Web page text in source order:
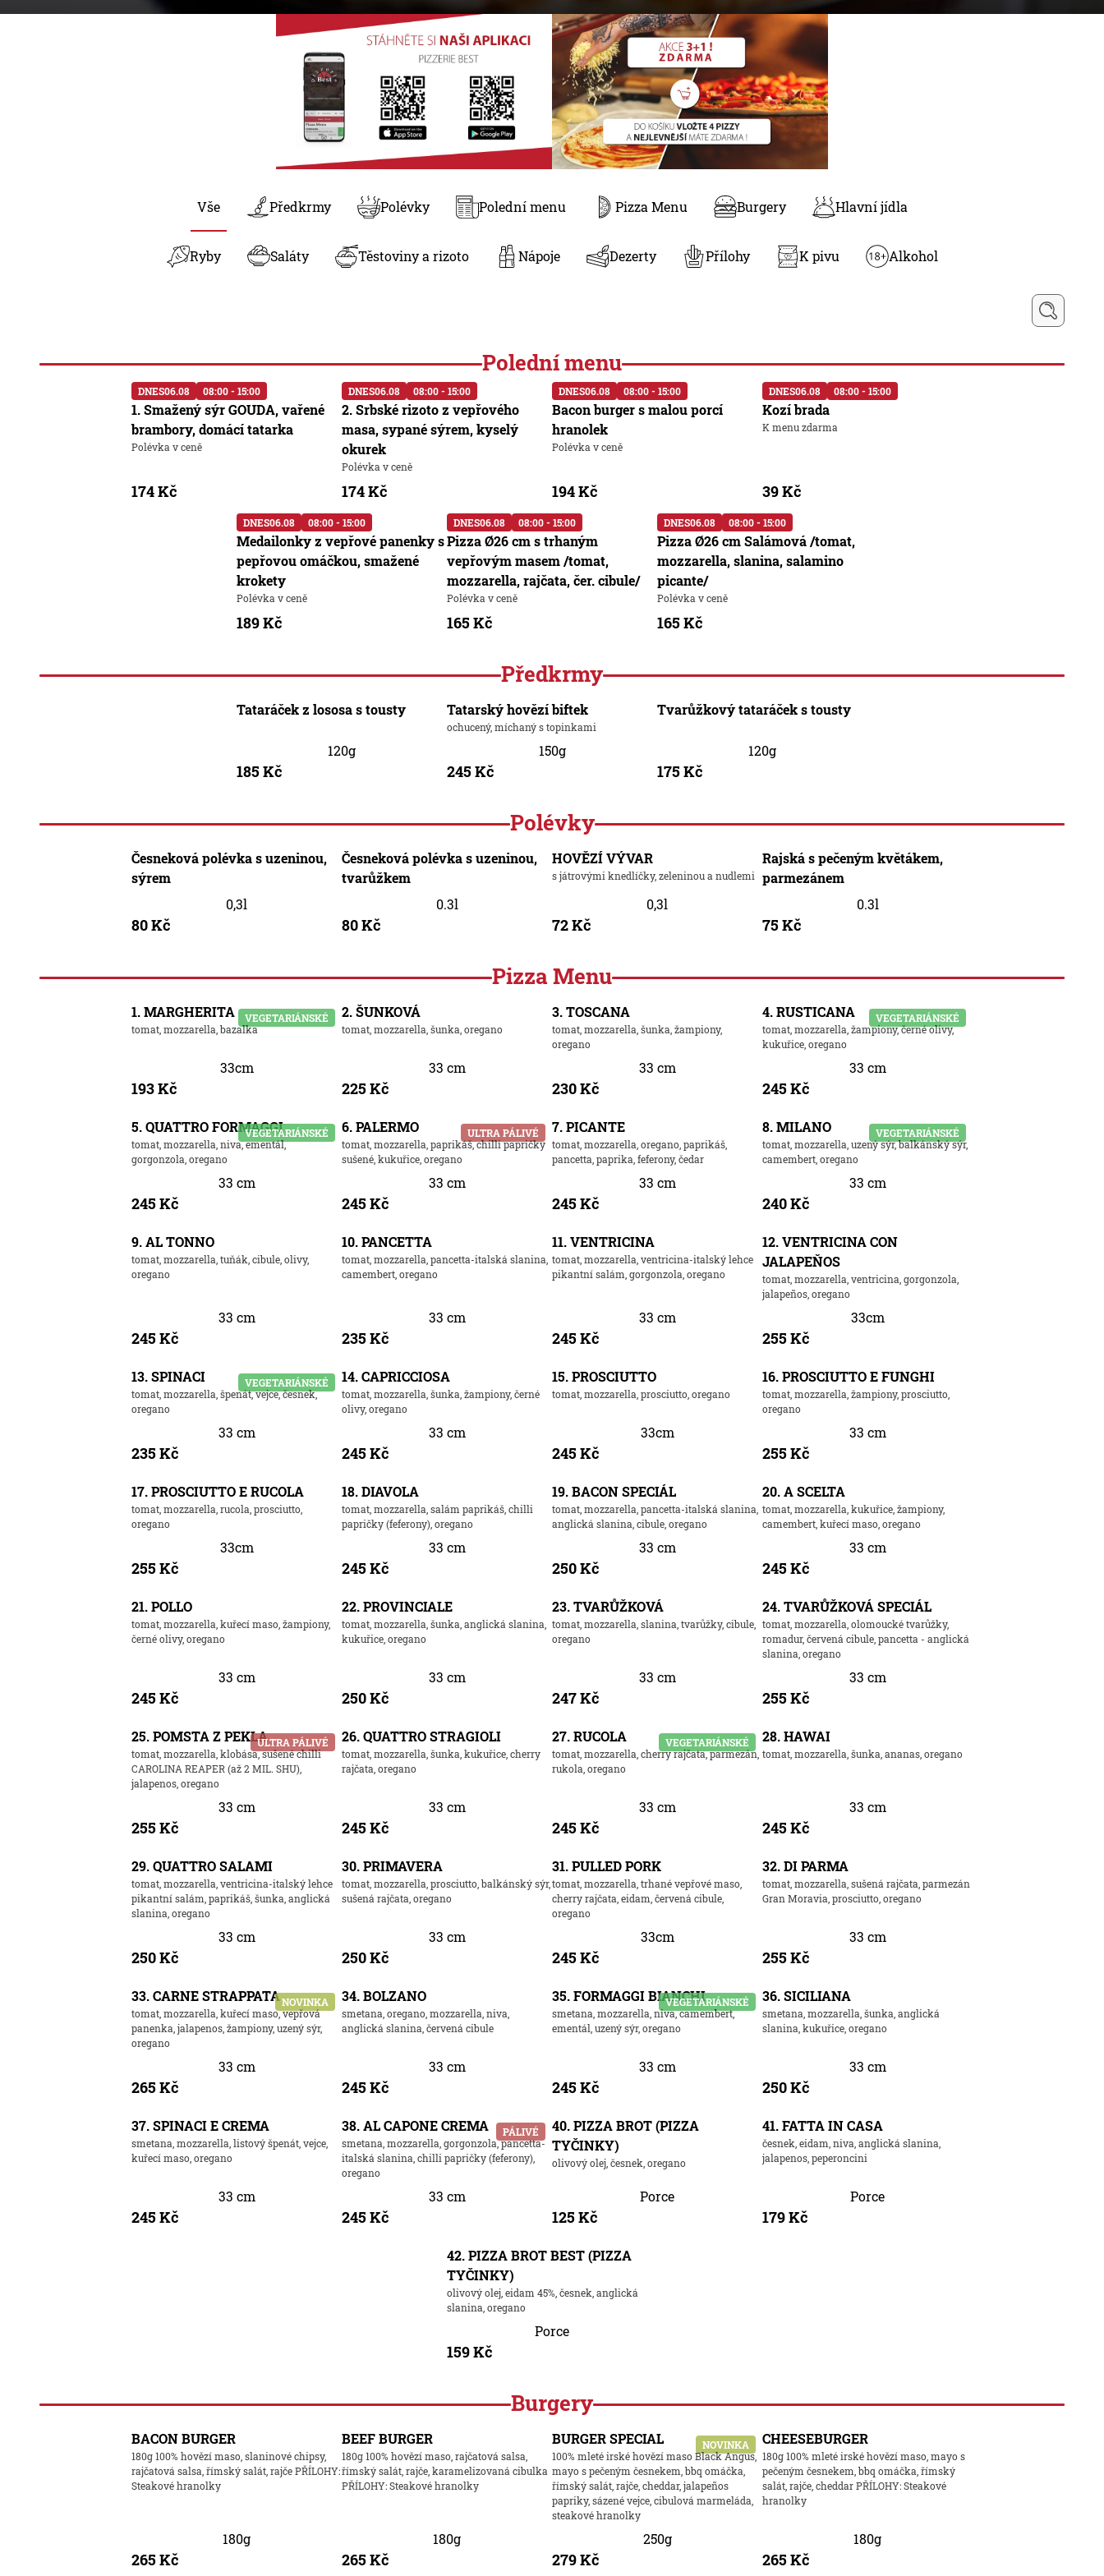
Vše Předkrmy Polévky Polední menu Pizza Menu Burgery Hlavní jídla
Ryby Saláty Těstoviny a rizoto Nápoje Dezerty Přílohy K pivu Alkohol
Polední menu
DNES06.08 08:00 - 15:00
1. Smažený sýr GOUDA, vařené
brambory, domácí tatarka
Polévka v ceně
174 Kč
DNES06.08 08:00 - 15:00
2. Srbské rizoto z vepřového
masa, sypané sýrem, kyselý
okurek
Polévka v ceně
174 Kč
DNES06.08 08:00 - 15:00
Bacon burger s malou porcí
hranolek
Polévka v ceně
194 Kč
DNES06.08 08:00 - 15:00
Kozí brada
K menu zdarma
39 Kč
DNES06.08 08:00 - 15:00
Medailonky z vepřové panenky s
pepřovou omáčkou, smažené
krokety
Polévka v ceně
189 Kč
DNES06.08 08:00 - 15:00
Pizza Ø26 cm s trhaným
vepřovým masem /tomat,
mozzarella, rajčata, čer. cibule/
Polévka v ceně
165 Kč
DNES06.08 08:00 - 15:00
Pizza Ø26 cm Salámová /tomat,
mozzarella, slanina, salamino
picante/
Polévka v ceně
165 Kč
Předkrmy
Tataráček z lososa s tousty
120g
185 Kč
Tatarský hovězí biftek
ochucený, míchaný s topinkami
150g
245 Kč
Tvarůžkový tataráček s tousty
120g
175 Kč
Polévky
Česneková polévka s uzeninou,
sýrem
0,3l
80 Kč
Česneková polévka s uzeninou,
tvarůžkem
0.3l
80 Kč
HOVĚZÍ VÝVAR
s játrovými knedlíčky, zeleninou a nudlemi
0,3l
72 Kč
Rajská s pečeným květákem,
parmezánem
0.3l
75 Kč
Pizza Menu
VEGETARIÁNSKÉ
1. MARGHERITA
tomat, mozzarella, bazalka
33cm
193 Kč
2. ŠUNKOVÁ
tomat, mozzarella, šunka, oregano
33 cm
225 Kč
3. TOSCANA
tomat, mozzarella, šunka, žampiony,
oregano
33 cm
230 Kč
VEGETARIÁNSKÉ
4. RUSTICANA
tomat, mozzarella, žampiony, černé olivy,
kukuřice, oregano
33 cm
245 Kč
VEGETARIÁNSKÉ
5. QUATTRO FORMAGGI
tomat, mozzarella, niva, ementál,
gorgonzola, oregano
33 cm
245 Kč
ULTRA PÁLIVÉ
6. PALERMO
tomat, mozzarella, paprikáš, chilli papričky
sušené, kukuřice, oregano
33 cm
245 Kč
7. PICANTE
tomat, mozzarella, oregano, paprikáš,
pancetta, paprika, feferony, čedar
33 cm
245 Kč
VEGETARIÁNSKÉ
8. MILANO
tomat, mozzarella, uzený sýr, balkánský sýr,
camembert, oregano
33 cm
240 Kč
9. AL TONNO
tomat, mozzarella, tuňák, cibule, olivy,
oregano
33 cm
245 Kč
10. PANCETTA
tomat, mozzarella, pancetta-italská slanina,
camembert, oregano
33 cm
235 Kč
11. VENTRICINA
tomat, mozzarella, ventricina-italský lehce
pikantní salám, gorgonzola, oregano
33 cm
245 Kč
12. VENTRICINA CON
JALAPEŇOS
tomat, mozzarella, ventricina, gorgonzola,
jalapeños, oregano
33cm
255 Kč
VEGETARIÁNSKÉ
13. SPINACI
tomat, mozzarella, špenát, vejce, česnek,
oregano
33 cm
235 Kč
14. CAPRICCIOSA
tomat, mozzarella, šunka, žampiony, černé
olivy, oregano
33 cm
245 Kč
15. PROSCIUTTO
tomat, mozzarella, prosciutto, oregano
33cm
245 Kč
16. PROSCIUTTO E FUNGHI
tomat, mozzarella, žampiony, prosciutto,
oregano
33 cm
255 Kč
17. PROSCIUTTO E RUCOLA
tomat, mozzarella, rucola, prosciutto,
oregano
33cm
255 Kč
18. DIAVOLA
tomat, mozzarella, salám paprikáš, chilli
papričky (feferony), oregano
33 cm
245 Kč
19. BACON SPECIÁL
tomat, mozzarella, pancetta-italská slanina,
anglická slanina, cibule, oregano
33 cm
250 Kč
20. A SCELTA
tomat, mozzarella, kukuřice, žampiony,
camembert, kuřecí maso, oregano
33 cm
245 Kč
21. POLLO
tomat, mozzarella, kuřecí maso, žampiony,
černé olivy, oregano
33 cm
245 Kč
22. PROVINCIALE
tomat, mozzarella, šunka, anglická slanina,
kukuřice, oregano
33 cm
250 Kč
23. TVARŮŽKOVÁ
tomat, mozzarella, slanina, tvarůžky, cibule,
oregano
33 cm
247 Kč
24. TVARŮŽKOVÁ SPECIÁL
tomat, mozzarella, olomoucké tvarůžky,
romadur, červená cibule, pancetta - anglická
slanina, oregano
33 cm
255 Kč
ULTRA PÁLIVÉ
25. POMSTA Z PEKLA
tomat, mozzarella, klobása, sušené chilli
CAROLINA REAPER (až 2 MIL. SHU),
jalapenos, oregano
33 cm
255 Kč
26. QUATTRO STRAGIOLI
tomat, mozzarella, šunka, kukuřice, cherry
rajčata, oregano
33 cm
245 Kč
VEGETARIÁNSKÉ
27. RUCOLA
tomat, mozzarella, cherry rajčata, parmezán,
rukola, oregano
33 cm
245 Kč
28. HAWAI
tomat, mozzarella, šunka, ananas, oregano
33 cm
245 Kč
29. QUATTRO SALAMI
tomat, mozzarella, ventricina-italský lehce
pikantní salám, paprikáš, šunka, anglická
slanina, oregano
33 cm
250 Kč
30. PRIMAVERA
tomat, mozzarella, prosciutto, balkánský sýr,
sušená rajčata, oregano
33 cm
250 Kč
31. PULLED PORK
tomat, mozzarella, trhané vepřové maso,
cherry rajčata, eidam, červená cibule,
oregano
33cm
245 Kč
32. DI PARMA
tomat, mozzarella, sušená rajčata, parmezán
Gran Moravia, prosciutto, oregano
33 cm
255 Kč
NOVINKA
33. CARNE STRAPPATA
tomat, mozzarella, kuřecí maso, vepřová
panenka, jalapenos, žampiony, uzený sýr,
oregano
33 cm
265 Kč
34. BOLZANO
smetana, oregano, mozzarella, niva,
anglická slanina, červená cibule
33 cm
245 Kč
VEGETARIÁNSKÉ
35. FORMAGGI BIANCHI
smetana, mozzarella, niva, camembert,
ementál, uzený sýr, oregano
33 cm
245 Kč
36. SICILIANA
smetana, mozzarella, šunka, anglická
slanina, kukuřice, oregano
33 cm
250 Kč
37. SPINACI E CREMA
smetana, mozzarella, listový špenát, vejce,
kuřecí maso, oregano
33 cm
245 Kč
PÁLIVÉ
38. AL CAPONE CREMA
smetana, mozzarella, gorgonzola, pancetta-
italská slanina, chilli papričky (feferony),
oregano
33 cm
245 Kč
40. PIZZA BROT (PIZZA
TYČINKY)
olivový olej, česnek, oregano
Porce
125 Kč
41. FATTA IN CASA
česnek, eidam, niva, anglická slanina,
jalapenos, peperoncini
Porce
179 Kč
42. PIZZA BROT BEST (PIZZA
TYČINKY)
olivový olej, eidam 45%, česnek, anglická
slanina, oregano
Porce
159 Kč
Burgery
BACON BURGER
180g 100% hovězí maso, slaninové chipsy,
rajčatová salsa, římský salát, rajče PŘÍLOHY:
Steakové hranolky
180g
265 Kč
BEEF BURGER
180g 100% hovězí maso, rajčatová salsa,
římský salát, rajče, karamelizovaná cibulka
PŘÍLOHY: Steakové hranolky
180g
265 Kč
NOVINKA
BURGER SPECIAL
100% mleté irské hovězí maso Black Angus,
mayo s pečeným česnekem, bbq omáčka,
římský salát, rajče, cheddar, jalapeños
papriky, sázené vejce, cibulová marmeláda,
steakové hranolky
250g
279 Kč
CHEESEBURGER
180g 100% mleté irské hovězí maso, mayo s
pečeným česnekem, bbq omáčka, římský
salát, rajče, cheddar PŘÍLOHY: Steakové
hranolky
180g
265 Kč